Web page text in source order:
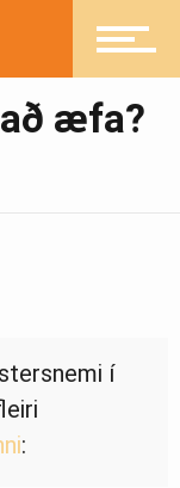
æfa?
í
: